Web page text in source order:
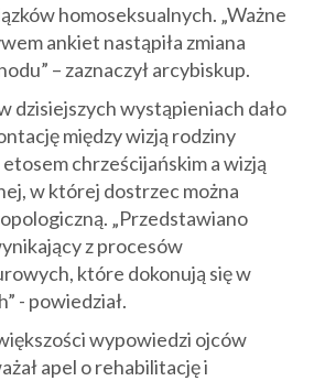
homoseksualnych. „Ważne
ankiet nastąpiła zmiana
– zaznaczył arcybiskup.
dzisiejszych wystąpieniach dało
między wizją rodziny
chrześcijańskim a wizją
w której dostrzec można
„Przedstawiano
z procesów
które dokonują się w
- powiedział.
wypowiedzi ojców
apel o rehabilitację i